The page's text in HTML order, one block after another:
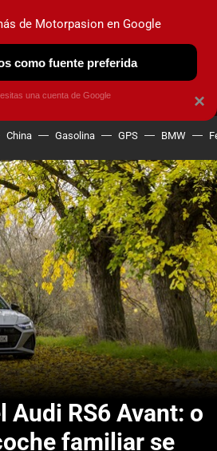
NUEVO
OBSERVATORIO
China Gasolina GPS BMW
Audi RS6 Avant: o
familiar se
×
de Motorpasion en Google
como fuente preferida
una cuenta de Google